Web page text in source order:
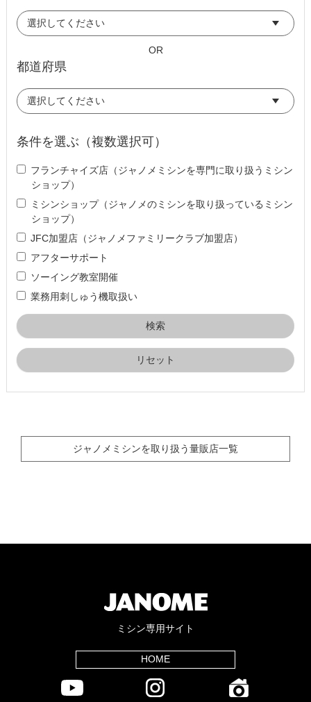
OR
都道府県
条件を選ぶ（複数選択可）
フランチャイズ店（ジャノメミシンを専門に取り扱うミシン
ショップ）
ミシンショップ（ジャノメのミシンを取り扱っているミシン
ショップ）
JFC加盟店（ジャノメファミリークラブ加盟店）
アフターサポート
ソーイング教室開催
業務用刺しゅう機取扱い
リセット
ジャノメミシンを取り扱う量販店一覧
ミシン専用サイト
HOME